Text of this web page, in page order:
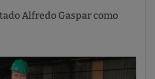
Alfredo Gaspar como